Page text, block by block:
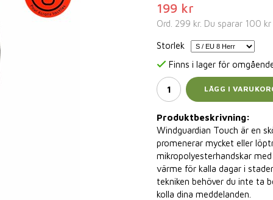
199 kr
Ord. 299 kr. Du sparar 100 kr
Storlek
Finns i lager för
LÄGG I
Produktbeskrivning:
Windguardian Touch är en
promenerar mycket eller
mikropolyesterhandskar
värme för kalla dagar i
tekniken behöver du inte ta
kolla dina meddelanden.